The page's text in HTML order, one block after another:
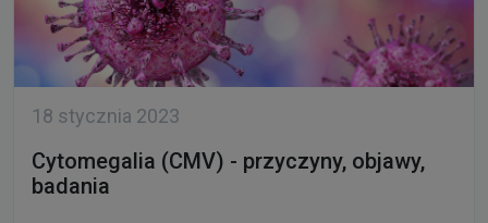
18 stycznia 2023
Cytomegalia (CMV) - przyczyny, objawy,
badania
Cytomegalia jest chorobą wywoływaną przez
wirusa CMV (cytomegalowirua) z rodziny